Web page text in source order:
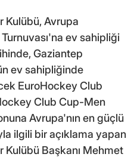
Kulübü, Avrupa
ev sahipliği
Gaziantep
ev sahipliğinde
EuroHockey Club
Club Cup-Men
Avrupa'nın en güçlü
ilgili bir açıklama yapan
Kulübü Başkanı Mehmet